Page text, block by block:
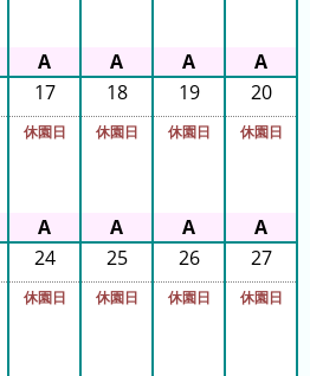
17
休園日
18
休園日
19
休園日
20
休園日
24
休園日
25
休園日
26
休園日
27
休園日